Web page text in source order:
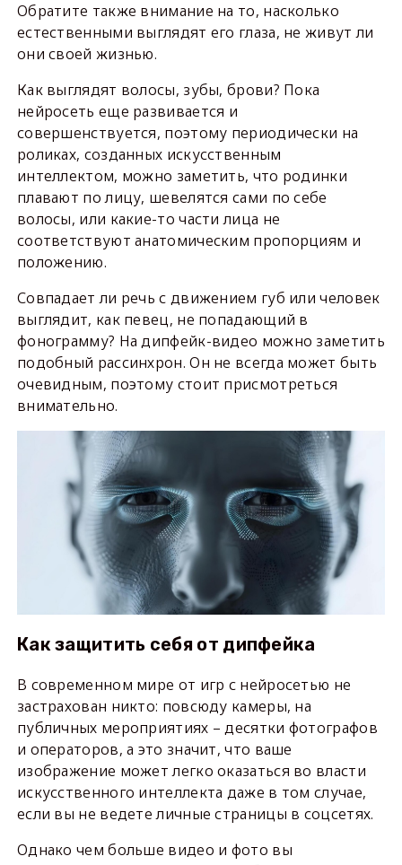
Обратите также внимание на то, насколько
естественными выглядят его глаза, не живут ли
они своей жизнью.
Как выглядят волосы, зубы, брови? Пока
нейросеть еще развивается и
совершенствуется, поэтому периодически на
роликах, созданных искусственным
интеллектом, можно заметить, что родинки
плавают по лицу, шевелятся сами по себе
волосы, или какие-то части лица не
соответствуют анатомическим пропорциям и
положению.
Совпадает ли речь с движением губ или человек
выглядит, как певец, не попадающий в
фонограмму? На дипфейк-видео можно заметить
подобный рассинхрон. Он не всегда может быть
очевидным, поэтому стоит присмотреться
внимательно.
Как защитить себя от дипфейка
В современном мире от игр с нейросетью не
застрахован никто: повсюду камеры, на
публичных мероприятиях – десятки фотографов
и операторов, а это значит, что ваше
изображение может легко оказаться во власти
искусственного интеллекта даже в том случае,
если вы не ведете личные страницы в соцсетях.
Однако чем больше видео и фото вы